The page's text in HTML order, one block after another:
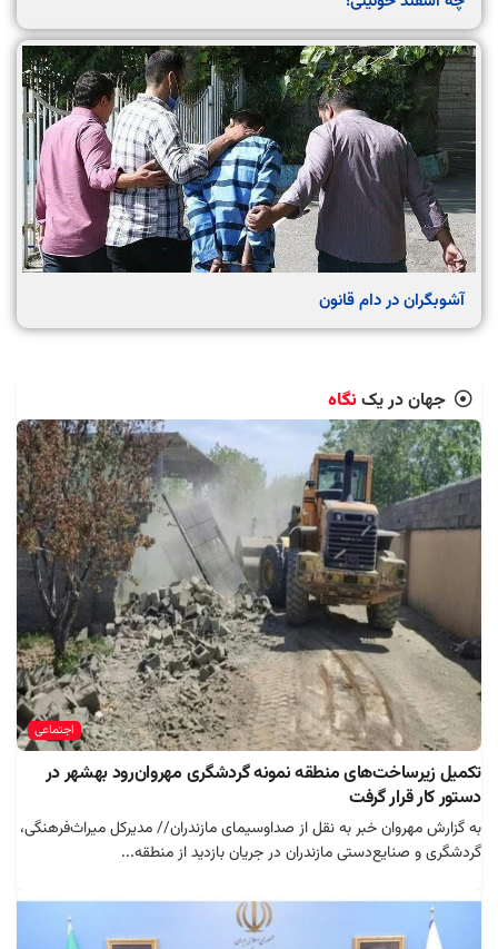
آشوبگران در دام قانون
جهان در یکنگاه
اجتماعی
تکمیل زیرساخت‌های منطقه نمونه گردشگری مهروان‌رود بهشهر در
دستور کار قرار گرفت
به گزارش مهروان خبر به نقل از صداوسیمای مازندران// مدیرکل میراث‌فرهنگی،
گردشگری و صنایع‌دستی مازندران در جریان بازدید از منطقه...